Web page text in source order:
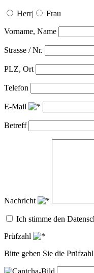
Herr| Frau
Vorname, Name
Strasse / Nr.
PLZ, Ort
Telefon
E-Mail
Betreff
Nachricht
Ich stimme den
Prüfzahl
Bitte geben Sie die